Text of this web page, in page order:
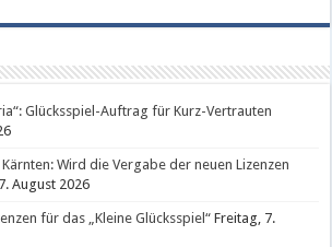
Glücksspiel-Auftrag für Kurz-Vertrauten
Kärnten: Wird die Vergabe der neuen Lizenzen
August 2026
für das „Kleine Glücksspiel“ Freitag, 7.